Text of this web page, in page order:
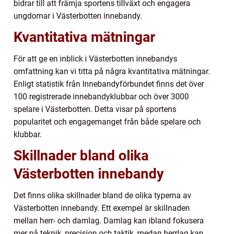
bidrar till att främja sportens tillväxt och engagera
ungdomar i Västerbotten innebandy.
Kvantitativa mätningar
För att ge en inblick i Västerbotten innebandys
omfattning kan vi titta på några kvantitativa mätningar.
Enligt statistik från Innebandyförbundet finns det över
100 registrerade innebandyklubbar och över 3000
spelare i Västerbotten. Detta visar på sportens
popularitet och engagemanget från både spelare och
klubbar.
Skillnader bland olika
Västerbotten innebandy
Det finns olika skillnader bland de olika typerna av
Västerbotten innebandy. Ett exempel är skillnaden
mellan herr- och damlag. Damlag kan ibland fokusera